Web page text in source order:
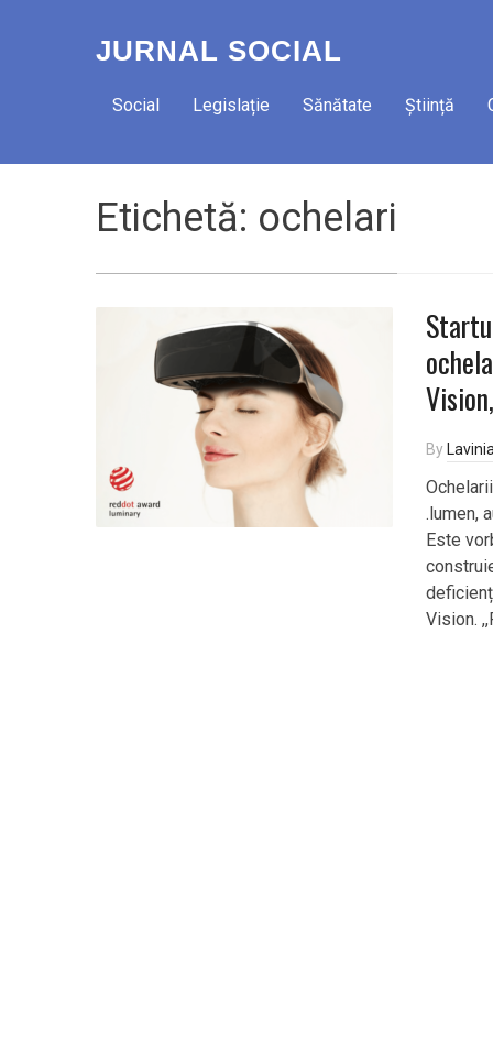
JURNAL SOCIAL
Social Legislație Sănătate Știință
Etichetă: ochelari
By
.lumen,
Este
Vision.